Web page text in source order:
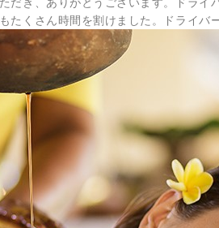
たくさん時間を割けました。ドライバ